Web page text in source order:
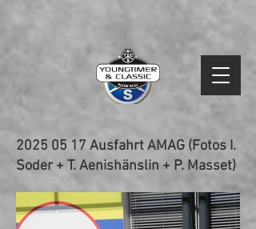
2025 05 17 Ausfahrt AMAG (Fotos I.
Soder + T. Aenishänslin + P. Masset)